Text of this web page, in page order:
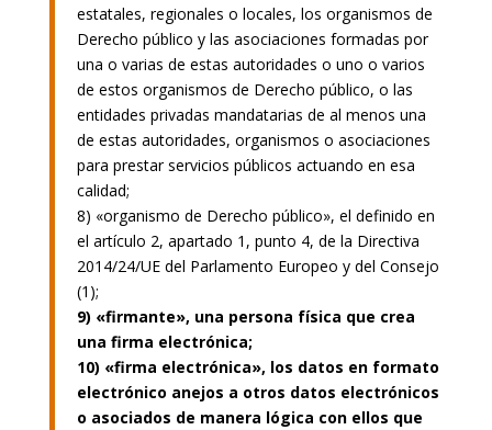
estatales, regionales o locales, los organismos de
Derecho público y las asociaciones formadas por
una o varias de estas autoridades o uno o varios
de estos organismos de Derecho público, o las
entidades privadas mandatarias de al menos una
de estas autoridades, organismos o asociaciones
para prestar servicios públicos actuando en esa
calidad;
8) «organismo de Derecho público», el definido en
el artículo 2, apartado 1, punto 4, de la Directiva
2014/24/UE del Parlamento Europeo y del Consejo
(1);
9) «firmante», una persona física que crea
una firma electrónica;
10) «firma electrónica», los datos en formato
electrónico anejos a otros datos electrónicos
o asociados de manera lógica con ellos que